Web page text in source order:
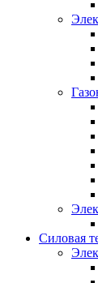
Силовая